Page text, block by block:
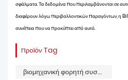
σφάλματα. Τα δεδομένα που περιλαμβάνονται σε
διαφέρουν λόγω περιβαλλοντικών παραγόντων, η
συνέπεια που να προκύπτει από αυτό.
προϊόν Tag
βιομηχανική φορητή συσκευή ανάγνωσης γραμμωτού κώδικα